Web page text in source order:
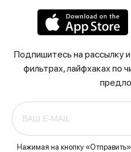
Подпишитесь на рассылку
фильтрах, лайфхаках по
Нажимая на кнопку